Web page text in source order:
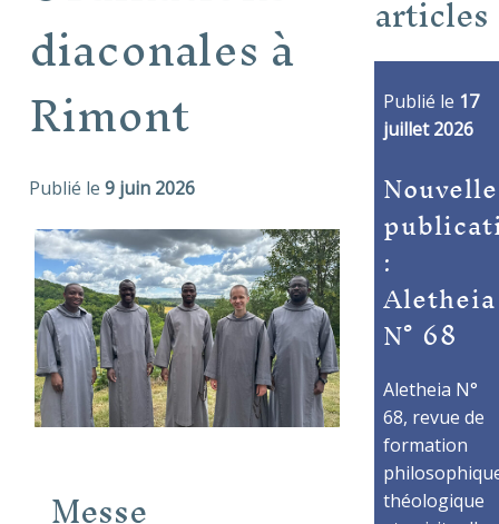
diaconales à
Rimont
Publié le 9 juin 2026
articles
Publié le 17
juillet 2026
Nouvelle
:
Aletheia
N° 68
Aletheia N°
68, revue de
formation
théologique